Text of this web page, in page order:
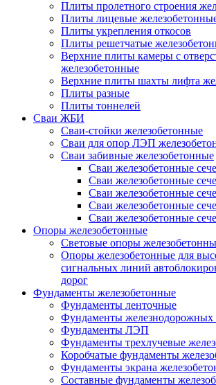
Плиты пролетного строения
Плиты лицевые
Плиты укрепления откосов
Плиты решетчатые
Верхние плиты камеры с
железобетонные
Верхние плиты шахты лифта
Плиты разные
Плиты тоннелей
Сваи ЖБИ
Сваи-стойки железобетонные
Сваи для опор ЛЭП
Сваи забивные железобетонные
Сваи железобетонные
Сваи железобетонные
Сваи железобетонные
Сваи железобетонные
Сваи железобетонные
Опоры железобетонные
Световые опоры
Опоры железобетонные для
сигнальных линий
дорог
Фундаменты железобетонные
Фундаменты ленточные
Фундаменты железнодорожных
Фундаменты ЛЭП
Фундаменты трехлучевые
Коробчатые фундаменты
Фундаменты экрана
Составные фундаменты